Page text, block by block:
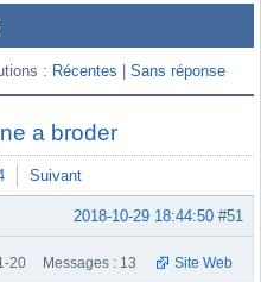
: Récentes Sans réponse
a broder
Suivant
#51
2018-10-29 18:44:50
20 Messages : 13 Site Web